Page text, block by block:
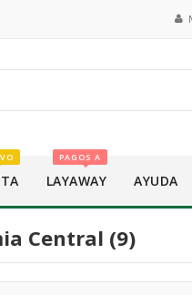
LAYAWAY
PAGOS A
AYUDA
Central (9)